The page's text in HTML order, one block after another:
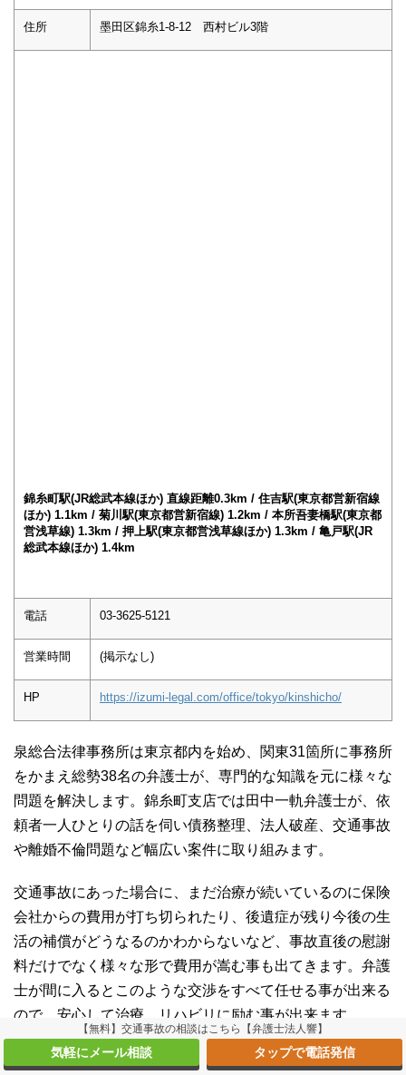
住所 墨田区錦糸1-8-12 西村ビル3階
錦糸町駅(JR総武本線ほか) 直線距離0.3km / 住吉駅(東京都営新宿線
ほか) 1.1km / 菊川駅(東京都営新宿線) 1.2km / 本所吾妻橋駅(東京都
営浅草線) 1.3km / 押上駅(東京都営浅草線ほか) 1.3km / 亀戸駅(JR
総武本線ほか) 1.4km
電話 03-3625-5121
営業時間 (掲示なし)
HP https://izumi-legal.com/office/tokyo/kinshicho/
泉総合法律事務所は東京都内を始め、関東31箇所に事務所
をかまえ総勢38名の弁護士が、専門的な知識を元に様々な
問題を解決します。錦糸町支店では田中一軌弁護士が、依
頼者一人ひとりの話を伺い債務整理、法人破産、交通事故
や離婚不倫問題など幅広い案件に取り組みます。
交通事故にあった場合に、まだ治療が続いているのに保険
会社からの費用が打ち切られたり、後遺症が残り今後の生
活の補償がどうなるのかわからないなど、事故直後の慰謝
料だけでなく様々な形で費用が嵩む事も出てきます。弁護
士が間に入るとこのような交渉をすべて任せる事が出来る
ので、安心して治療、リハビリに励む事が出来ます。
MJ法律事務所
【無料】交通事故の相談はこちら【弁護士法人響】
気軽にメール相談 タップで電話発信